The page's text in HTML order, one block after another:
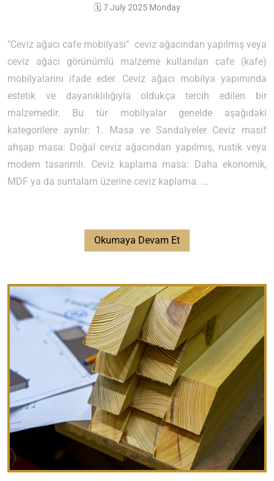
🗓️ 7 July 2025 Monday
"Ceviz ağacı cafe mobilyası" ceviz ağacından yapılmış veya
ceviz ağacı görünümlü malzeme kullanılan cafe (kafe)
mobilyalarını ifade eder. Ceviz ağacı mobilya yapımında
estetik ve dayanıklılığıyla oldukça tercih edilen bir
malzemedir. Bu tür mobilyalar genelde aşağıdaki
kategorilere ayrılır: 1. Masa ve Sandalyeler Ceviz masif
ahşap masa: Doğal ceviz ağacından yapılmış, rustik veya
modern tasarımlı. Ceviz kaplama masa: Daha ekonomik,
MDF ya da suntalam üzerine ceviz kaplama. ...
Okumaya Devam Et